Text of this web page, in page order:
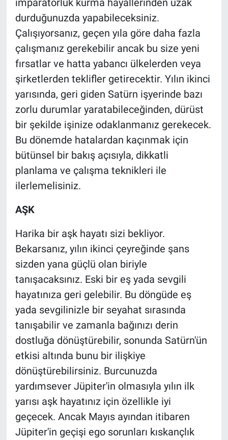
imparatorluk kurma hayallerinden uzak
durduğunuzda yapabileceksiniz.
Çalışıyorsanız, geçen yıla göre daha fazla
çalışmanız gerekebilir ancak bu size yeni
fırsatlar ve hatta yabancı ülkelerden veya
şirketlerden teklifler getirecektir. Yılın ikinci
yarısında, geri giden Satürn işyerinde bazı
zorlu durumlar yaratabileceğinden, dürüst
bir şekilde işinize odaklanmanız gerekecek.
Bu dönemde hatalardan kaçınmak için
bütünsel bir bakış açısıyla, dikkatli
planlama ve çalışma teknikleri ile
ilerlemelisiniz.
AŞK
Harika bir aşk hayatı sizi bekliyor.
Bekarsanız, yılın ikinci çeyreğinde şans
sizden yana güçlü olan biriyle
tanışacaksınız. Eski bir eş yada sevgili
hayatınıza geri gelebilir. Bu döngüde eş
yada sevgilinizle bir seyahat sırasında
tanışabilir ve zamanla bağınızı derin
dostluğa dönüştürebilir, sonunda Satürn'ün
etkisi altında bunu bir ilişkiye
dönüştürebilirsiniz. Burcunuzda
yardımsever Jüpiter'in olmasıyla yılın ilk
yarısı aşk hayatınız için özellikle iyi
geçecek. Ancak Mayıs ayından itibaren
Jüpiter'in geçişi ego sorunları kıskançlık